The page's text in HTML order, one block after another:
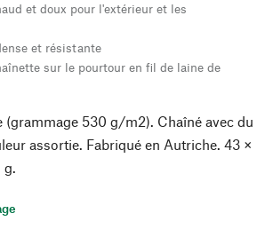
et doux pour l'extérieur et les
et résistante
sur le pourtour en fil de laine de
(grammage 530 g/m2). Chaîné avec du
assortie. Fabriqué en Autriche. 43 ×
g.